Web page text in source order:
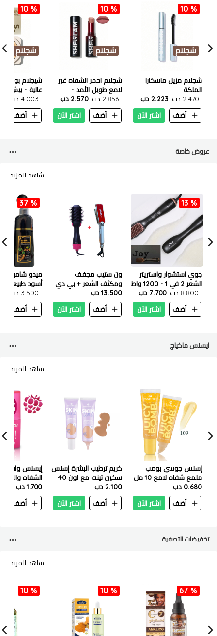
شجلام
10 %
شجلام مزيل ماسكارا
الملكة
2.470 دب
2.223 دب
أضف
اشتر الآن
شجلام
10 %
شجلام احمر الشفاه غير
لامع طويل الأمد -
باسيون
2.856 دب
2.570 دب
أضف
اشتر الآن
شجلام
10 %
شيجلام بودرة
عالية - بيش
4.003 دب
أضف
عروض خاصة
شاهد المزيد
13 %
جوي استشوار واستريتر
الشعر 2 في 1 - 1200 واط
8.800 دب
7.700 دب
أضف
اشتر الآن
ون ستيب مجفف
ومكثف الشعر + بي دي
برو استريتر العريضالعر
750 درجة
13.500 دب
أضف
اشتر الآن
37 %
ميدو شامبو
مل
3.500 دب
أضف
ايسنس ماكياج
شاهد المزيد
إسنس جوسي بومب
ملمع شفاه لامع 10 مل
- 109 بي ماين
0.680 دب
أضف
اشتر الآن
كريم ترطيب البشرة إسنس
سكين تينت مع لون 40
2.100 دب
أضف
اشتر الآن
إيسنس وات آ
10 توت العليق
1.700 دب
أضف
تخفيضات التصفية
شاهد المزيد
67 %
10 %
10 %